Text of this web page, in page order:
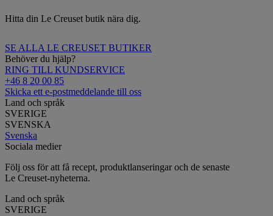
Hitta din Le Creuset butik nära dig.
SE ALLA LE CREUSET BUTIKER
Behöver du hjälp?
RING TILL KUNDSERVICE
+46 8 20 00 85
Skicka ett e-postmeddelande till oss
Land och språk
SVERIGE
SVENSKA
Svenska
Sociala medier
Följ oss för att få recept, produktlanseringar och de senaste
Le Creuset-nyheterna.
Land och språk
SVERIGE